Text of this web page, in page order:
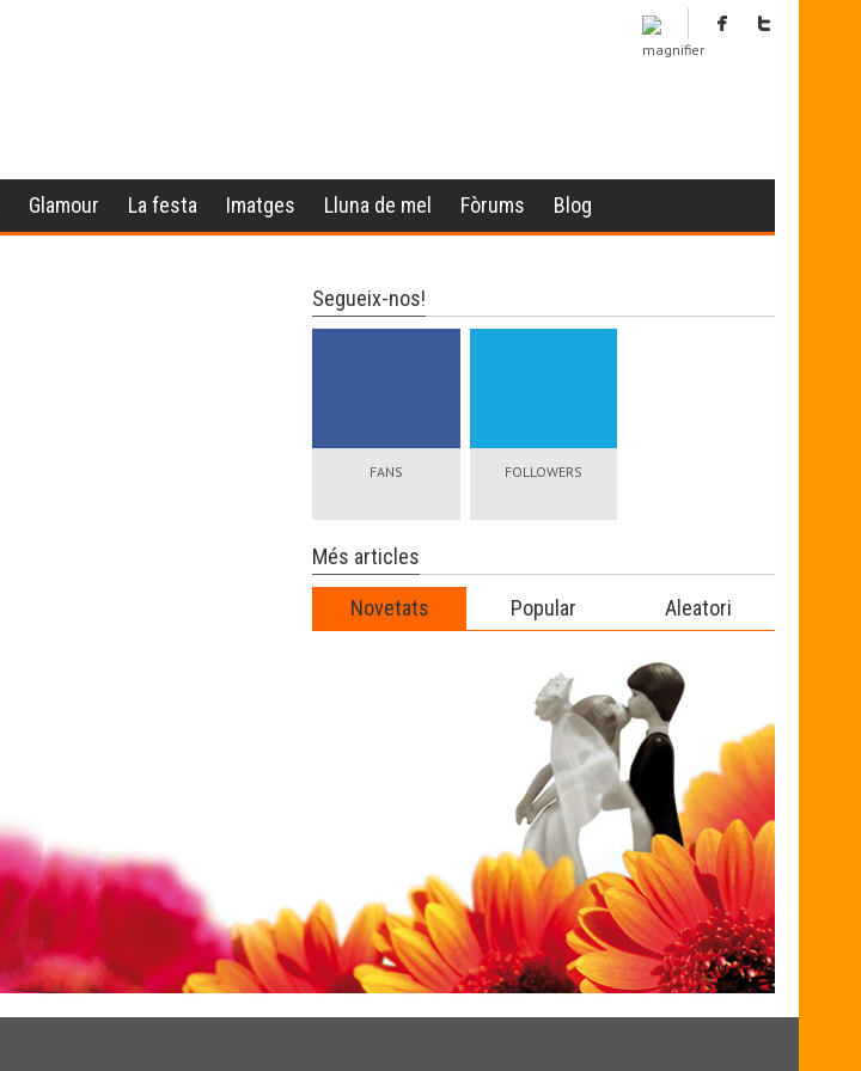
Glamour La festa Imatges Lluna de mel Fòrums Blog
Segueix-nos!
FANS FOLLOWERS
Més articles
Novetats Popular Aleatori